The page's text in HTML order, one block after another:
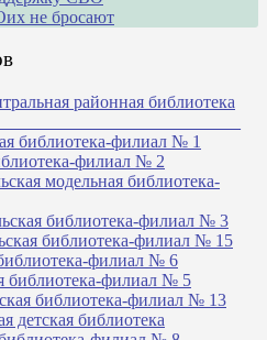
не бросают
районная библиотека
библиотека-филиал № 1
филиал № 2
модельная библиотека-
библиотека-филиал № 3
библиотека-филиал № 15
филиал № 6
библиотека-филиал № 5
библиотека-филиал № 13
детская библиотека